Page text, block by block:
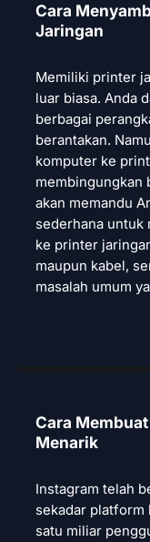
Cara
Jaringan
Memiliki printer
luar biasa. Anda
berbagai
berantakan.
komputer ke
membingungkan
akan memandu
sederhana untuk
ke printer
maupun kabel,
masalah umum
Cara
Menarik
Instagram telah
sekadar platform
satu miliar